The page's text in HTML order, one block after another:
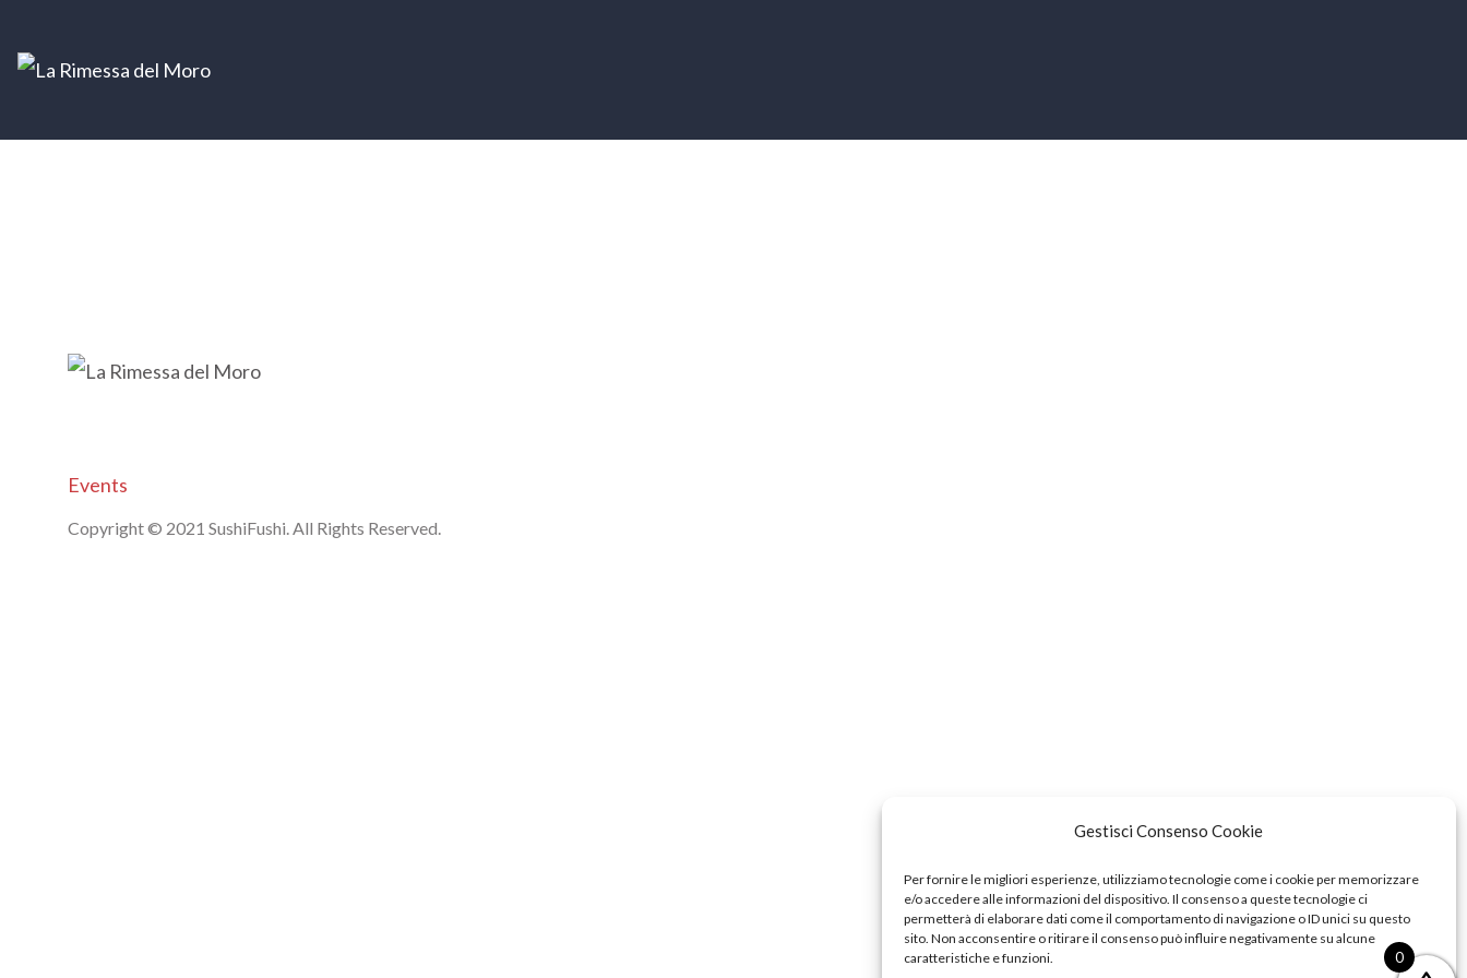
Gestisci Consenso Cookie
Per fornire le migliori esperienze, utilizziamo tecnologie come i cookie per memorizzare
e/o accedere alle informazioni del dispositivo. Il consenso a queste tecnologie ci
permetterà di elaborare dati come il comportamento di navigazione o ID unici su questo
sito. Non acconsentire o ritirare il consenso può influire negativamente su alcune
caratteristiche e funzioni.
Events
Copyright © 2021 SushiFushi. All Rights Reserved.
0